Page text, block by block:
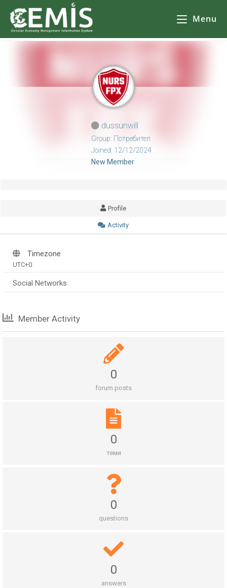
Menu
dussunwill
Group: Потребител
Joined: 12/12/2024
New Member
Profile
Activity
Timezone
UTC+0
Social Networks
Member Activity
0
forum posts
0
теми
0
questions
0
answers